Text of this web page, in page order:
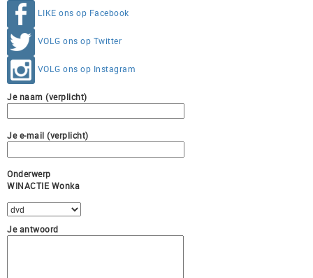
LIKE ons op Facebook
VOLG ons op Twitter
VOLG ons op Instagram
Je naam (verplicht)
Je e-mail (verplicht)
Onderwerp
WINACTIE Wonka
Je antwoord